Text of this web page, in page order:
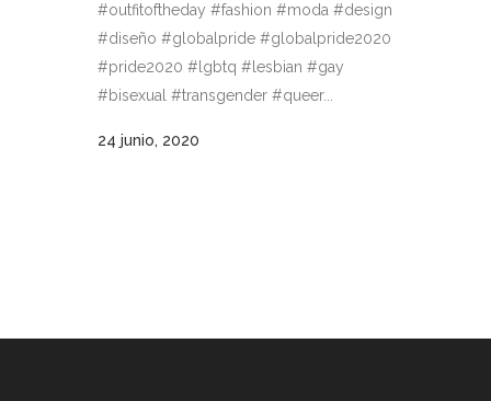
#outfitoftheday #fashion #moda #design
#diseño #globalpride #globalpride2020
#pride2020 #lgbtq #lesbian #gay
#bisexual #transgender #queer...
24 junio, 2020